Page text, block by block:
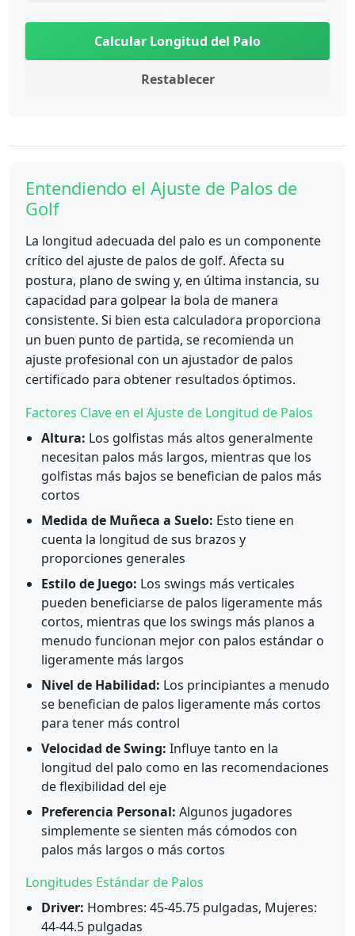
Calcular Longitud del Palo
Restablecer
Entendiendo el Ajuste de Palos de
Golf
La longitud adecuada del palo es un componente
crítico del ajuste de palos de golf. Afecta su
postura, plano de swing y, en última instancia, su
capacidad para golpear la bola de manera
consistente. Si bien esta calculadora proporciona
un buen punto de partida, se recomienda un
ajuste profesional con un ajustador de palos
certificado para obtener resultados óptimos.
Factores Clave en el Ajuste de Longitud de Palos
Altura: Los golfistas más altos generalmente
necesitan palos más largos, mientras que los
golfistas más bajos se benefician de palos más
cortos
Medida de Muñeca a Suelo: Esto tiene en
cuenta la longitud de sus brazos y
proporciones generales
Estilo de Juego: Los swings más verticales
pueden beneficiarse de palos ligeramente más
cortos, mientras que los swings más planos a
menudo funcionan mejor con palos estándar o
ligeramente más largos
Nivel de Habilidad: Los principiantes a menudo
se benefician de palos ligeramente más cortos
para tener más control
Velocidad de Swing: Influye tanto en la
longitud del palo como en las recomendaciones
de flexibilidad del eje
Preferencia Personal: Algunos jugadores
simplemente se sienten más cómodos con
palos más largos o más cortos
Longitudes Estándar de Palos
Driver: Hombres: 45-45.75 pulgadas, Mujeres:
44-44.5 pulgadas